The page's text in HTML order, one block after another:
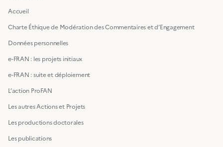
Accueil
Charte Éthique de Modération des Commentaires et d’Engagement
Données personnelles
e-FRAN : les projets initiaux
e-FRAN : suite et déploiement
L’action ProFAN
Les autres Actions et Projets
Les productions doctorales
Les publications